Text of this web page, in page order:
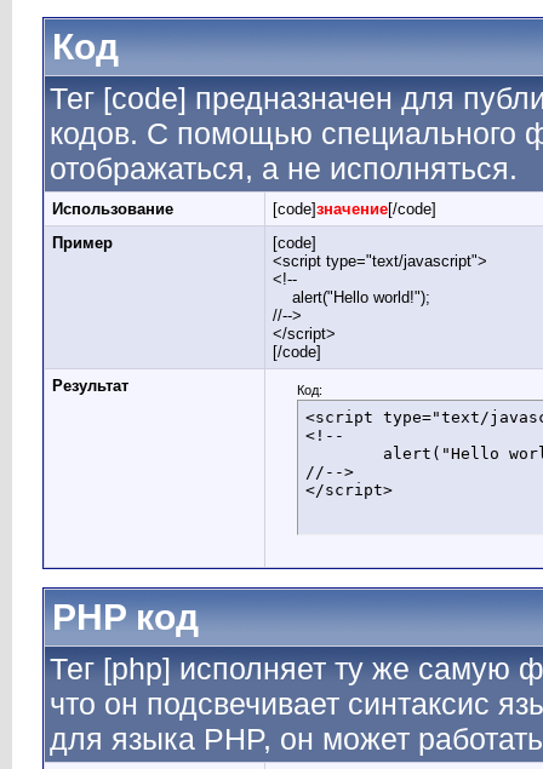
Код
Тег [code] предназначен для
кодов. С помощью специального
отображаться, а не исполняться.
Использование [code]значение[/code]
Пример
[code]
<script type="text/javascript">
<!--
alert("Hello world!");
//-->
</script>
[/code]
Результат
Код:
<script type="text/
<!--
//-->
</script>
PHP код
Тег [php] исполняет ту же самую
что он подсвечивает синтаксис
для языка PHP, он может